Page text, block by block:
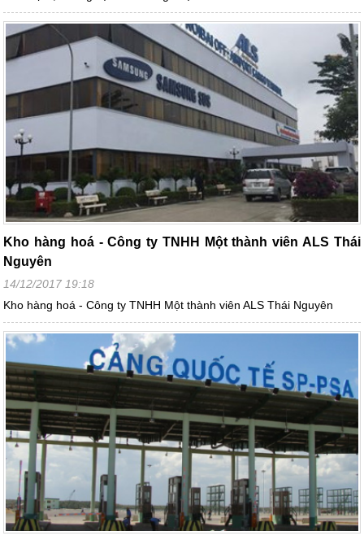
Kho hàng hoá - Công ty TNHH Một thành viên ALS Thái
Nguyên
14/12/2017 19:18
Kho hàng hoá - Công ty TNHH Một thành viên ALS Thái Nguyên